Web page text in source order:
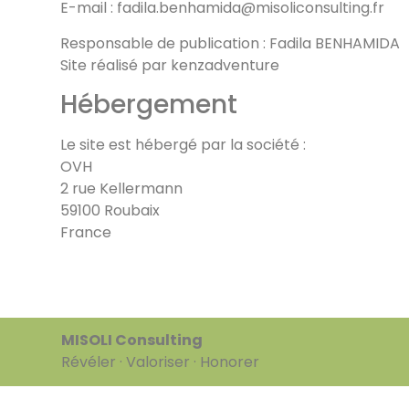
E-mail : fadila.benhamida@misoliconsulting.fr
Responsable de publication : Fadila BENHAMIDA
Site réalisé par kenzadventure
Hébergement
Le site est hébergé par la société :
OVH
2 rue Kellermann
59100 Roubaix
France
MISOLI Consulting
Révéler · Valoriser · Honorer